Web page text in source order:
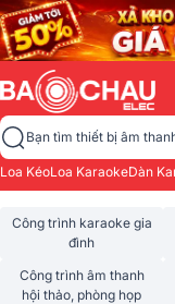
Bạn tìm thiết bị âm
Loa KéoLoa KaraokeDàn
Công trình karaoke gia
đình
Công trình âm thanh
hội thảo, phòng họp